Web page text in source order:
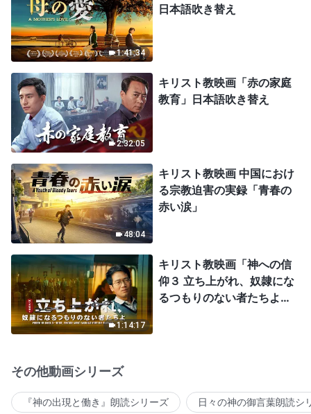
1:41:34
日本語吹き替え
2:32:05
キリスト教映画「赤の家庭
教育」日本語吹き替え
48:04
キリスト教映画 中国におけ
る宗教迫害の実録「青春の
赤い涙」
1:14:17
キリスト教映画「神への信
仰３ 立ち上がれ、奴隷にな
るつもりのない者たちよ」
その他動画シリーズ
『神の出現と働き』朗読シリーズ 日々の神の御言葉朗読シ